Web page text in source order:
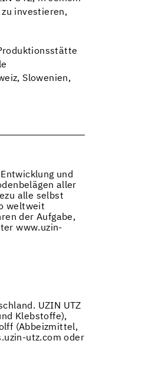
investieren,
Slowenien,
und
aller
alle selbst
weltweit
der Aufgabe,
www.uzin-
UZIN UTZ
Klebstoffe),
(Abbeizmittel,
utz.com oder